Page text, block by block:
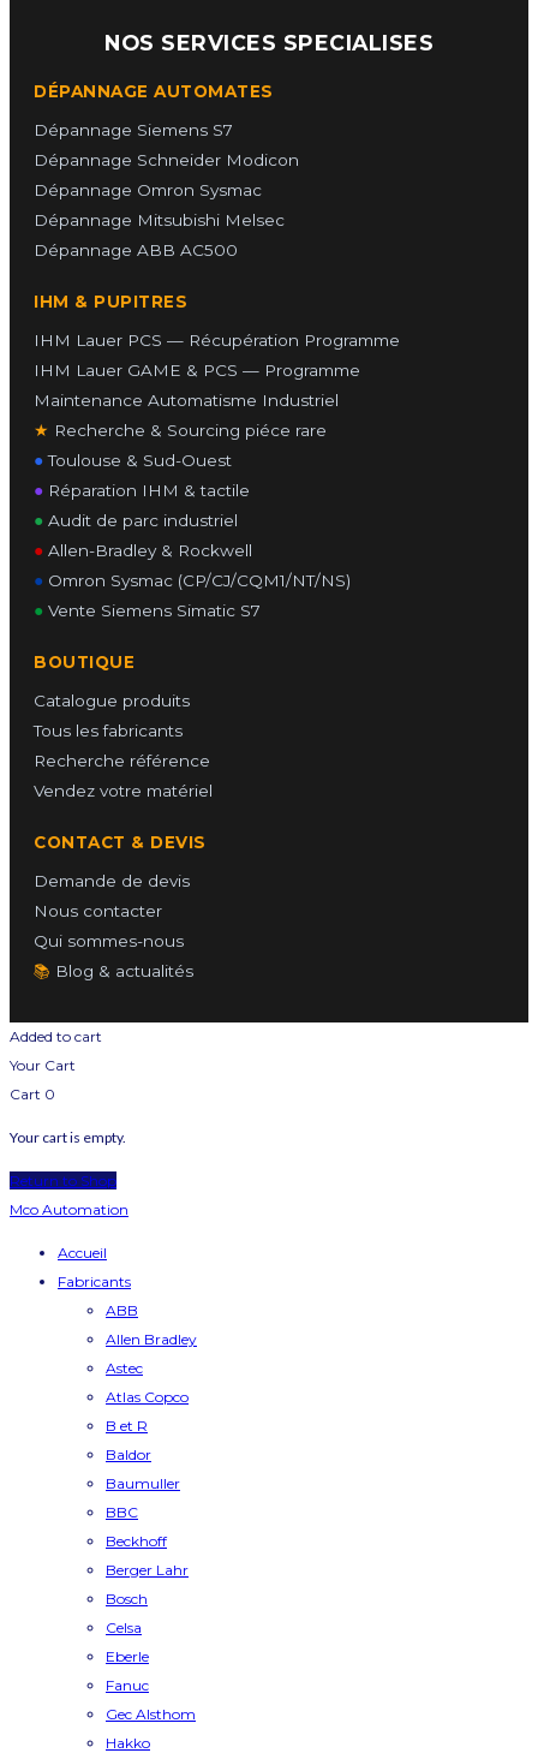
NOS SERVICES SPECIALISES
DÉPANNAGE AUTOMATES
Dépannage Siemens S7
Dépannage Schneider Modicon
Dépannage Omron Sysmac
Dépannage Mitsubishi Melsec
Dépannage ABB AC500
IHM & PUPITRES
IHM Lauer PCS — Récupération Programme
IHM Lauer GAME & PCS — Programme
Maintenance Automatisme Industriel
★ Recherche & Sourcing piéce rare
●Toulouse & Sud-Ouest
● Réparation IHM & tactile
● Audit de parc industriel
● Allen-Bradley & Rockwell
● Omron Sysmac (CP/CJ/CQM1/NT/NS)
● Vente Siemens Simatic S7
BOUTIQUE
Catalogue produits
Tous les fabricants
Recherche référence
Vendez votre matériel
CONTACT & DEVIS
Demande de devis
Nous contacter
Qui sommes-nous
📚 Blog & actualités
Added to cart
Your Cart
Cart 0
Your cart is empty.
Return to Shop
Mco Automation
Accueil
Fabricants
ABB
Allen Bradley
Astec
Atlas Copco
B et R
Baldor
Baumuller
BBC
Beckhoff
Berger Lahr
Bosch
Celsa
Eberle
Fanuc
Gec Alsthom
Hakko